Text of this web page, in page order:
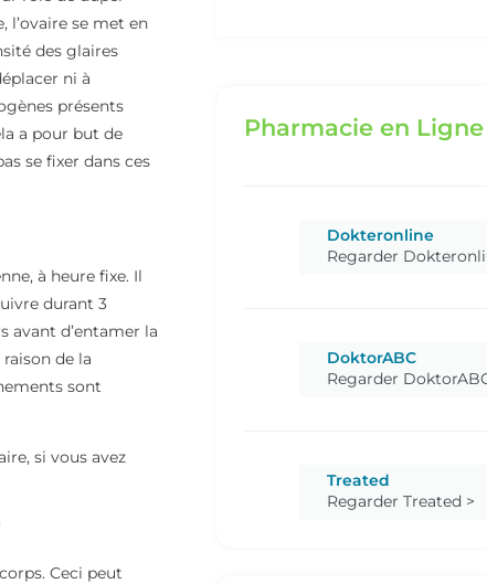
l’ovaire se met en
des glaires
ni à
présents
a pour but de
se fixer dans ces
à heure fixe. Il
durant 3
avant d’entamer la
de la
sont
si vous avez
Ceci peut
Pharmacie en Ligne
Dokteronline
Regarder
DoktorABC
Regarder
Treated
Regarder Treated >